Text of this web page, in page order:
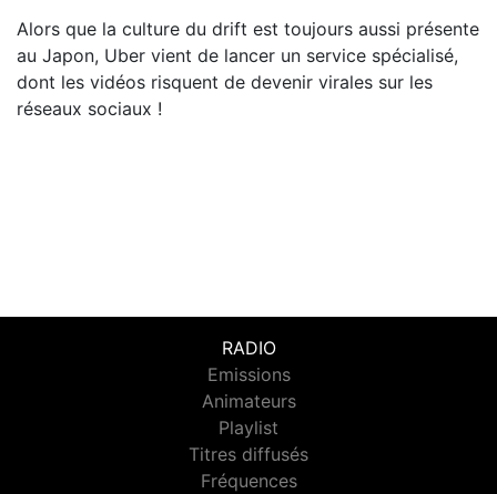
Alors que la culture du drift est toujours aussi présente
au Japon, Uber vient de lancer un service spécialisé,
dont les vidéos risquent de devenir virales sur les
réseaux sociaux !
RADIO
Emissions
Animateurs
Playlist
Titres diffusés
Fréquences